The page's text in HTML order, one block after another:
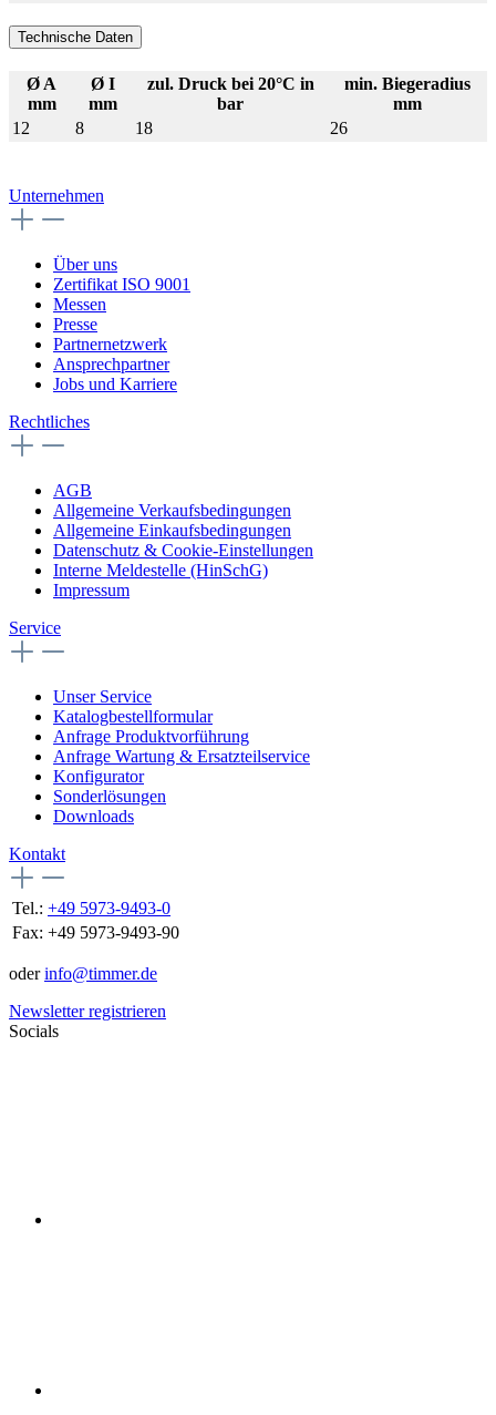
Technische Daten
Ø A
mm
Ø I
mm
zul. Druck bei 20°C in
bar
min. Biegeradius
mm
12
8 18 26
Unternehmen
Über uns
Zertifikat ISO 9001
Messen
Presse
Partnernetzwerk
Ansprechpartner
Jobs und Karriere
Rechtliches
AGB
Allgemeine Verkaufsbedingungen
Allgemeine Einkaufsbedingungen
Datenschutz & Cookie-Einstellungen
Interne Meldestelle (HinSchG)
Impressum
Service
Unser Service
Katalogbestellformular
Anfrage Produktvorführung
Anfrage Wartung & Ersatzteilservice
Konfigurator
Sonderlösungen
Downloads
Kontakt
Tel.: +49 5973-9493-0
Fax: +49 5973-9493-90
oderinfo@timmer.de
Newsletter registrieren
Socials